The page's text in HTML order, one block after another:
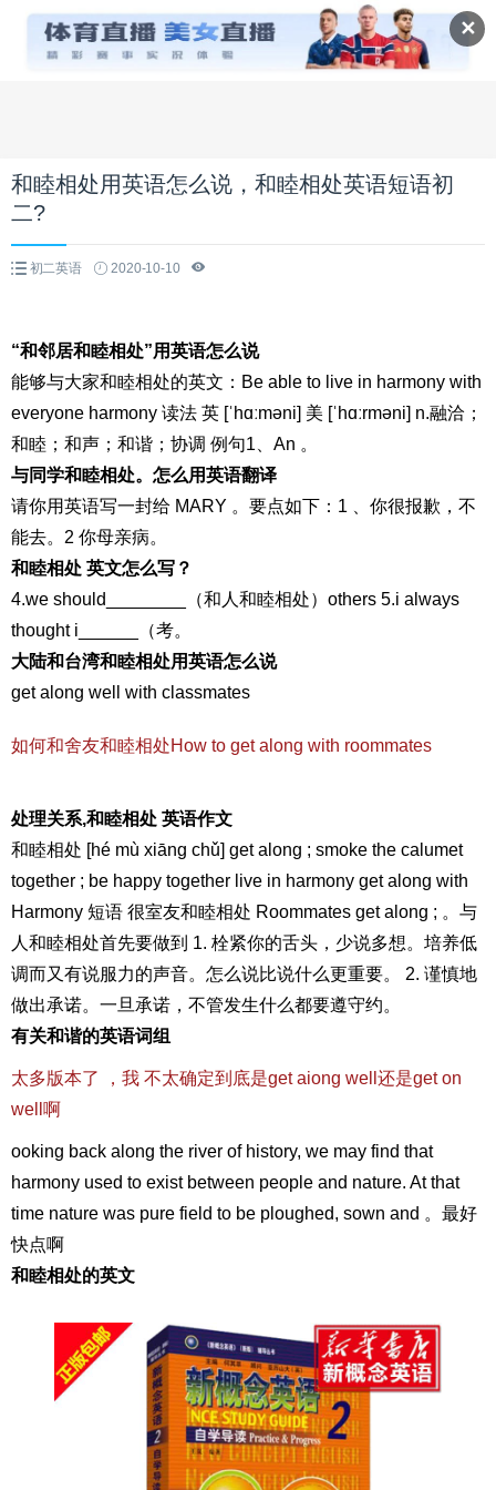
✕
和睦相处用英语怎么说，和睦相处英语短语初
二?
初二英语 2020-10-10
“和邻居和睦相处”用英语怎么说
能够与大家和睦相处的英文：Be able to live in harmony with
everyone harmony 读法 英 [ˈhɑːməni] 美 [ˈhɑːrməni] n.融洽；
和睦；和声；和谐；协调 例句1、An 。
与同学和睦相处。怎么用英语翻译
请你用英语写一封给 MARY 。要点如下：1 、你很报歉，不
能去。2 你母亲病。
和睦相处 英文怎么写？
4.we should________（和人和睦相处）others 5.i always
thought i______（考。
大陆和台湾和睦相处用英语怎么说
get along well with classmates
如何和舍友和睦相处How to get along with roommates
处理关系,和睦相处 英语作文
和睦相处 [hé mù xiāng chǔ] get along ; smoke the calumet
together ; be happy together live in harmony get along with
Harmony 短语 很室友和睦相处 Roommates get along ; 。与
人和睦相处首先要做到 1. 栓紧你的舌头，少说多想。培养低
调而又有说服力的声音。怎么说比说什么更重要。 2. 谨慎地
做出承诺。一旦承诺，不管发生什么都要遵守约。
有关和谐的英语词组
太多版本了 ，我 不太确定到底是get aiong well还是get on
well啊
ooking back along the river of history, we may find that
harmony used to exist between people and nature. At that
time nature was pure field to be ploughed, sown and 。最好
快点啊
和睦相处的英文